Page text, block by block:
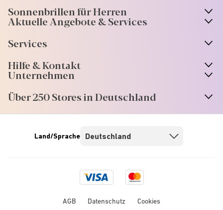
Sonnenbrillen für Herren
Aktuelle Angebote & Services
Services
Hilfe & Kontakt
Unternehmen
Über 250 Stores in Deutschland
Visa
logo
Mastercard
logo
Land/Sprache
AGB Datenschutz Cookies